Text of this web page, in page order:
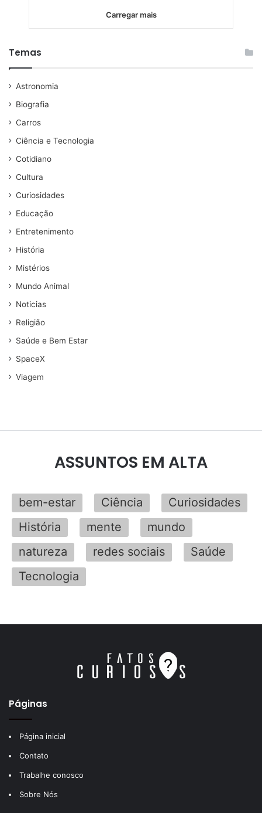
Carregar mais
Temas
Astronomia
Biografia
Carros
Ciência e Tecnologia
Cotidiano
Cultura
Curiosidades
Educação
Entretenimento
História
Mistérios
Mundo Animal
Noticias
Religião
Saúde e Bem Estar
SpaceX
Viagem
ASSUNTOS EM ALTA
bem-estar Ciência
Curiosidades
História
mente
mundo
natureza
redes sociais
Saúde
Tecnologia
Páginas
Página inicial
Contato
Trabalhe conosco
Sobre Nós